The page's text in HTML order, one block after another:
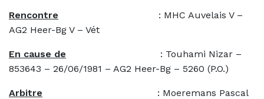
Rencontre : MHC Auvelais V –
AG2 Heer-Bg V – Vét
En cause de : Touhami Nizar –
853643 – 26/06/1981 – AG2 Heer-Bg – 5260 (P.O.)
Arbitre : Moeremans Pascal